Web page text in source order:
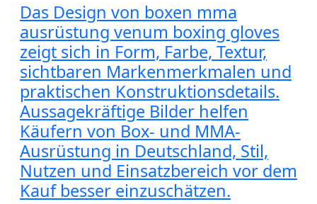
Das Design von boxen mma
ausrüstung venum boxing gloves
zeigt sich in Form, Farbe, Textur,
sichtbaren Markenmerkmalen und
praktischen Konstruktionsdetails.
Aussagekräftige Bilder helfen
Käufern von Box- und MMA-
Ausrüstung in Deutschland, Stil,
Nutzen und Einsatzbereich vor dem
Kauf besser einzuschätzen.